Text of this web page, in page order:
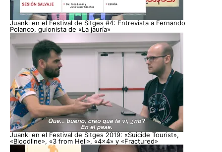
Juanki en el Festival de Sitges #4: Entrevista a Fernando
Polanco, guionista de «La jauría»
Juanki en el Festival de Sitges 2019: «Suicide Tourist»,
«Bloodline», «3 from Hell», «4×4» y «Fractured»